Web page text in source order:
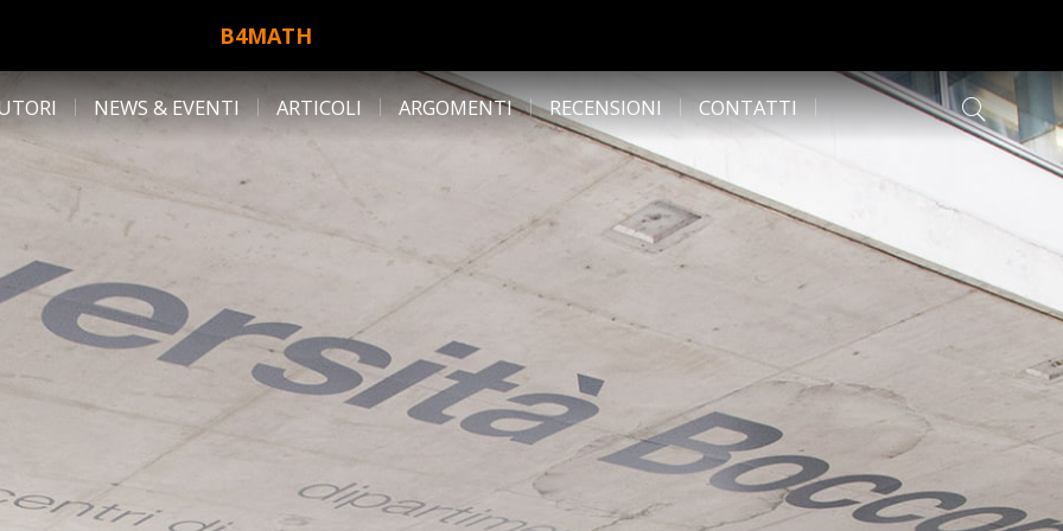
B4MATH
NEWS & EVENTI ARTICOLI ARGOMENTI RECENSIONI CONTATTI